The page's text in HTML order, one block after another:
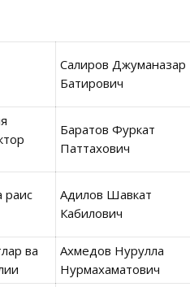
Салиров Джуманазар
Батирович
Баратов Фуркат
Паттахович
раис
Адилов Шавкат
Кабилович
ва
Ахмедов Нурулла
Нурмахаматович